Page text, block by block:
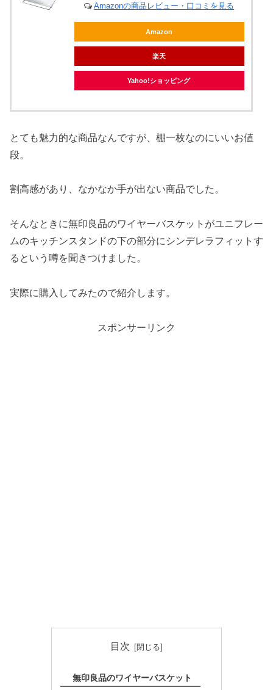
Amazonの商品レビュー・口コミを見る
Amazon
楽天
Yahoo!ショッピング
とても魅力的な商品なんですが、棚一枚なのにいいお値
段。
割高感があり、なかなか手が出ない商品でした。
そんなときに無印良品のワイヤーバスケットがユニフレー
ムのキッチンスタンドの下の部分にシンデレラフィットす
るという噂を聞きつけました。
実際に購入してみたので紹介します。
スポンサーリンク
目次
無印良品のワイヤーバスケット